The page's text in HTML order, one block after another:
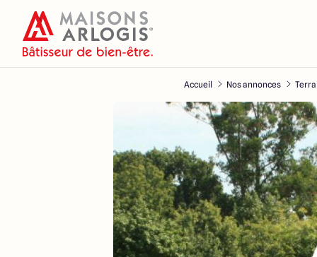
Accueil Nos annonces